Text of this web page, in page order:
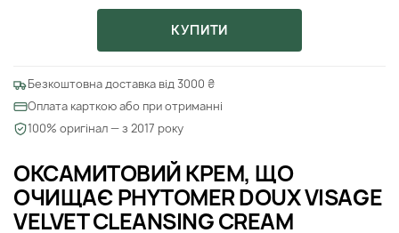
ОКСАМИТОВИЙ КРЕМ, ЩО
ОЧИЩАЄ PHYTOMER DOUX VISAGE
VELVET CLEANSING CREAM
КУПИТИ
Безкоштовна доставка від 3000 ₴
Оплата карткою або при отриманні
100% оригінал — з 2017 року